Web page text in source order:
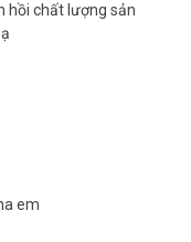
hồi chất lượng sản
em